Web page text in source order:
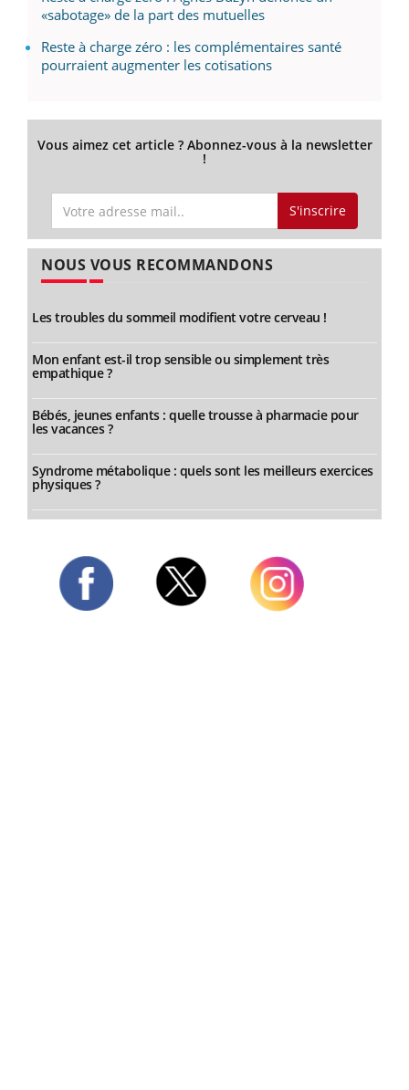
«sabotage» de la part des mutuelles
Reste à charge zéro : les complémentaires santé
pourraient augmenter les cotisations
Vous aimez cet article ? Abonnez-vous à la newsletter
!
S'inscrire
NOUS VOUS RECOMMANDONS
Les troubles du sommeil modifient votre cerveau !
Mon enfant est-il trop sensible ou simplement très
empathique ?
Bébés, jeunes enfants : quelle trousse à pharmacie pour
les vacances ?
Syndrome métabolique : quels sont les meilleurs exercices
physiques ?